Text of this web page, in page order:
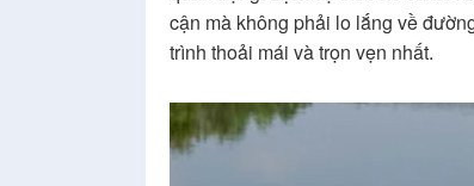
cận mà không phải lo lắng về
trình thoải mái và trọn vẹn nhất.